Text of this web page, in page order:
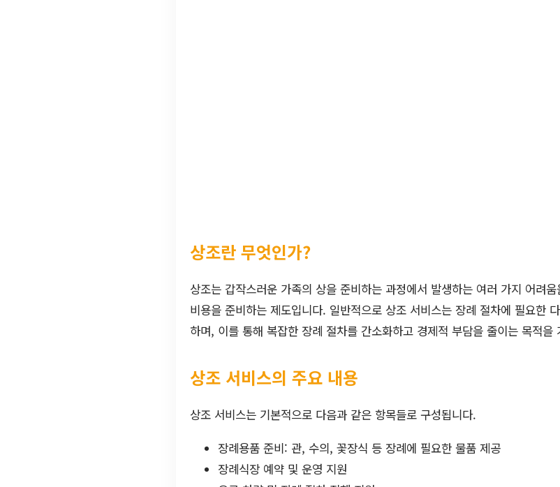
상조란 무엇인가?
상조는 갑작스러운 가족의 상을 준비하는 과정에서 발생하는 여러 가지 어려
비용을 준비하는 제도입니다. 일반적으로 상조 서비스는 장례 절차에 필요한
하며, 이를 통해 복잡한 장례 절차를 간소화하고 경제적 부담을 줄이는 목적을
상조 서비스의 주요 내용
상조 서비스는 기본적으로 다음과 같은 항목들로 구성됩니다.
장례용품 준비: 관, 수의, 꽃장식 등 장례에 필요한 물품 제공
장례식장 예약 및 운영 지원